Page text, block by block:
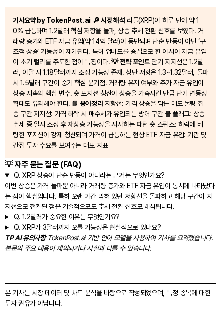
기사요약 by TokenPost.ai 🔎 시장 해석 리플(XRP)이 하루 만에 약 1
0% 급등하며 1.2달러 핵심 저항을 돌파, 상승 추세 전환 신호를 보였다. 거
래량 증가와 ETF 자금 유입(약 14억 달러)이 동반되며 단순 반등이 아닌 ‘구
조적 상승’ 가능성이 제기된다. 특히 업비트를 중심으로 한 아시아 자금 유입
이 초기 랠리를 주도한 점이 특징이다.💡 전략 포인트단기 지지선은 1.2달
러, 이탈 시 1.18달러까지 조정 가능성 존재. 상단 저항은 1.3~1.32달러, 돌파
시 1.5달러 구간이 중기 핵심 분기점. 거래량 유지 여부와 추가 자금 유입이
상승 지속의 핵심 변수. 숏 포지션 청산이 상승을 가속시킨 만큼 단기 변동성
확대도 유의해야 한다. 📘 용어정리 저항선: 가격 상승을 막는 매도 물량 집
중 구간 지지선: 가격 하락 시 매수세가 유입되는 방어 구간 불 플래그: 상승
추세 중 일시 조정 후 재상승 가능성을 시사하는 패턴 숏 스퀴즈: 하락에 베
팅한 포지션이 강제 청산되며 가격이 급등하는 현상 ETF 자금 유입: 기관 및
간접 투자 수요를 보여주는 대표 지표
💡 자주 묻는 질문 (FAQ)
Q. XRP 상승이 단순 반등이 아니라는 근거는 무엇인가요?
이번 상승은 가격 돌파뿐 아니라 거래량 증가와 ETF 자금 유입이 동시에 나타났다
는 점이 핵심입니다. 특히 오랜 기간 막혀 있던 저항선을 돌파하고 해당 구간이 지
지선으로 전환된 점은 기술적으로도 추세 전환 신호로 해석됩니다.
Q. 1.2달러가 중요한 이유는 무엇인가요?
Q. XRP가 3달러까지 오를 가능성은 현실적으로 있나요?
TP AI 유의사항TokenPost.ai 기반 언어 모델을 사용하여 기사를 요약했습니다.
본문의 주요 내용이 제외되거나 사실과 다를 수 있습니다.
본 기사는 시장 데이터 및 차트 분석을 바탕으로 작성되었으며, 특정 종목에 대한
투자 권유가 아닙니다.